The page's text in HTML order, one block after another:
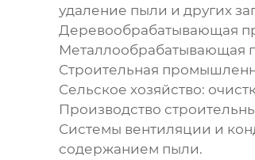
удаление пыли и других
Деревообрабатывающая
Металлообрабатывающая
Строительная
Сельское хозяйство:
Производство
Системы вентиляции и
содержанием пыли.